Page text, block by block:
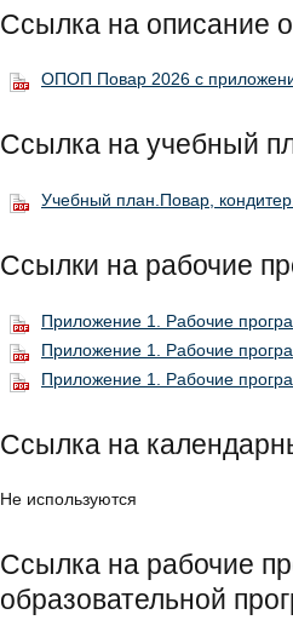
Ссылка на описание
ОПОП Повар 2026 с
Ссылка на учебный
Учебный план.Повар,
Ссылки на рабочие
Приложение 1. Рабочие
Приложение 1. Рабочие
Приложение 1. Рабочие
Ссылка на
Не используются
Ссылка на рабочие
образовательной